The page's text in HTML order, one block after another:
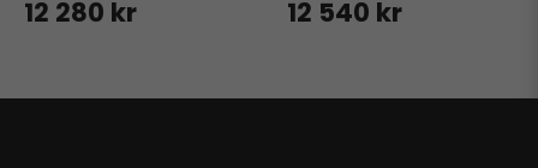
12 280 kr 12 540 kr